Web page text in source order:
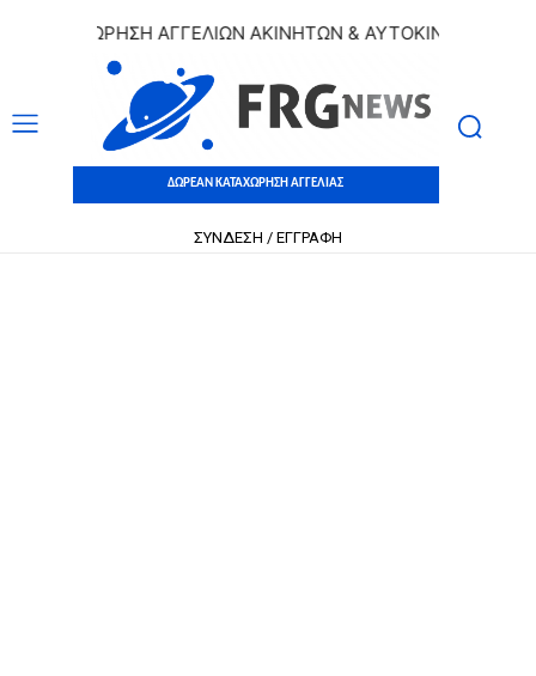
ΑΓΓΕΛΙΩΝ ΑΚΙΝΗΤΩΝ & ΑΥΤΟΚΙΝΗΤΩΝ |
ΔΩΡΕΑΝ ΚΑΤΑΧΩΡΗΣΗ ΑΓΓΕΛΙΑΣ
ΣΥΝΔΕΣΗ / ΕΓΓΡΑΦΗ